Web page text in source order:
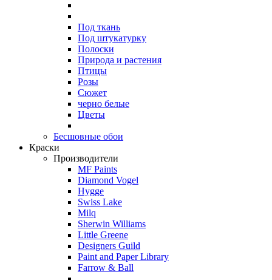
Под ткань
Под штукатурку
Полоски
Природа и растения
Птицы
Розы
Сюжет
черно белые
Цветы
Бесшовные обои
Краски
Производители
MF Paints
Diamond Vogel
Hygge
Swiss Lake
Milq
Sherwin Williams
Little Greene
Designers Guild
Paint and Paper Library
Farrow & Ball